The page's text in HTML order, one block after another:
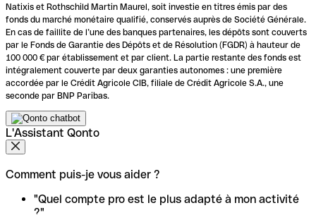
Natixis et Rothschild Martin Maurel, soit investie en titres émis par des
fonds du marché monétaire qualifié, conservés auprès de Société Générale.
En cas de faillite de l’une des banques partenaires, les dépôts sont couverts
par le Fonds de Garantie des Dépôts et de Résolution (FGDR) à hauteur de
100 000 € par établissement et par client. La partie restante des fonds est
intégralement couverte par deux garanties autonomes : une première
accordée par le Crédit Agricole CIB, filiale de Crédit Agricole S.A., une
seconde par BNP Paribas.
L'Assistant Qonto
Comment puis-je vous aider ?
"Quel compte pro est le plus adapté à mon activité